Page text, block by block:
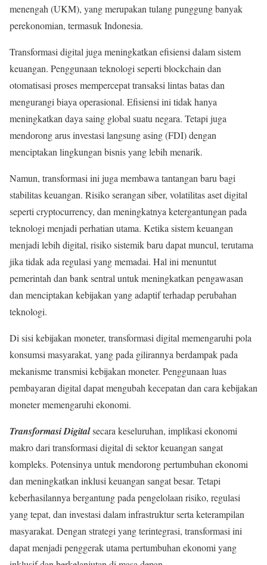
menengah (UKM), yang merupakan tulang punggung banyak
perekonomian, termasuk Indonesia.
Transformasi digital juga meningkatkan efisiensi dalam sistem
keuangan. Penggunaan teknologi seperti blockchain dan
otomatisasi proses mempercepat transaksi lintas batas dan
mengurangi biaya operasional. Efisiensi ini tidak hanya
meningkatkan daya saing global suatu negara. Tetapi juga
mendorong arus investasi langsung asing (FDI) dengan
menciptakan lingkungan bisnis yang lebih menarik.
Namun, transformasi ini juga membawa tantangan baru bagi
stabilitas keuangan. Risiko serangan siber, volatilitas aset digital
seperti cryptocurrency, dan meningkatnya ketergantungan pada
teknologi menjadi perhatian utama. Ketika sistem keuangan
menjadi lebih digital, risiko sistemik baru dapat muncul, terutama
jika tidak ada regulasi yang memadai. Hal ini menuntut
pemerintah dan bank sentral untuk meningkatkan pengawasan
dan menciptakan kebijakan yang adaptif terhadap perubahan
teknologi.
Di sisi kebijakan moneter, transformasi digital memengaruhi pola
konsumsi masyarakat, yang pada gilirannya berdampak pada
mekanisme transmisi kebijakan moneter. Penggunaan luas
pembayaran digital dapat mengubah kecepatan dan cara kebijakan
moneter memengaruhi ekonomi.
Transformasi Digitalsecara keseluruhan, implikasi ekonomi
makro dari transformasi digital di sektor keuangan sangat
kompleks. Potensinya untuk mendorong pertumbuhan ekonomi
dan meningkatkan inklusi keuangan sangat besar. Tetapi
keberhasilannya bergantung pada pengelolaan risiko, regulasi
yang tepat, dan investasi dalam infrastruktur serta keterampilan
masyarakat. Dengan strategi yang terintegrasi, transformasi ini
dapat menjadi penggerak utama pertumbuhan ekonomi yang